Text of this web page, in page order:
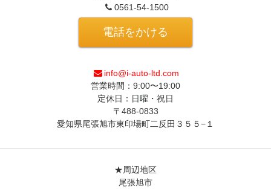
0561-54-1500
電話をかける
info@i-auto-ltd.com
営業時間：9:00〜19:00
定休日：日曜・祝日
〒488-0833
愛知県尾張旭市東印場町二反田３５５−１
★周辺地区
尾張旭市